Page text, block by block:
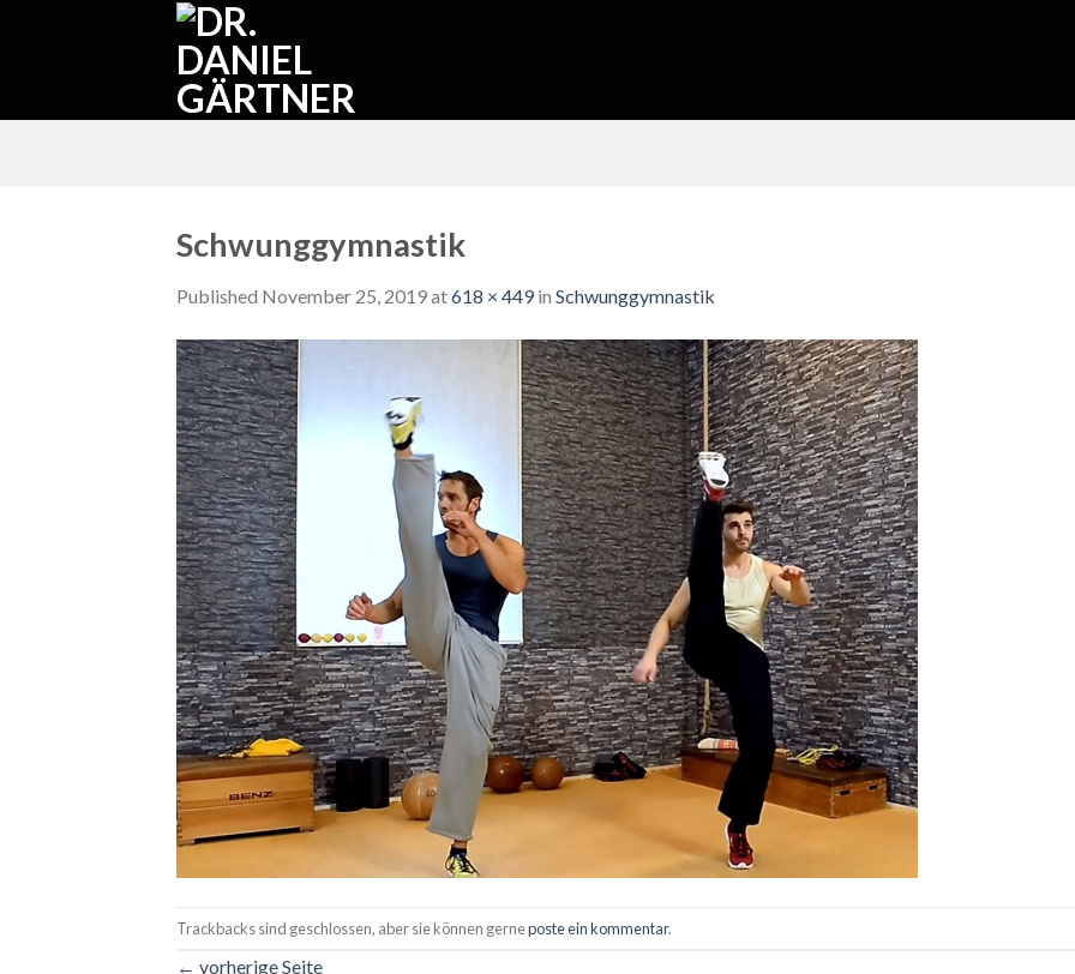
Schwunggymnastik
Published November 25, 2019at618 × 449in Schwunggymnastik
Trackbacks sind geschlossen, aber sie können gerneposte ein kommentar.
← vorherige Seite